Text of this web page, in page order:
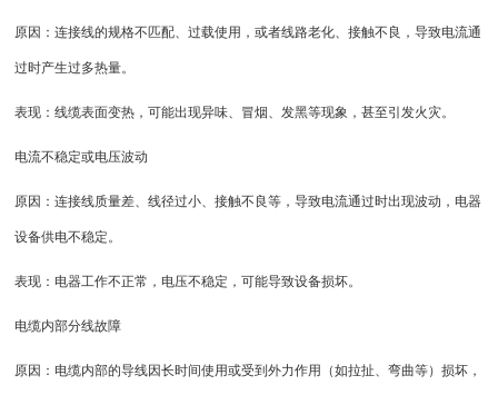
原因：连接线的规格不匹配、过载使用，或者线路老化、接触不良，导致电流通
过时产生过多热量。
表现：线缆表面变热，可能出现异味、冒烟、发黑等现象，甚至引发火灾。
电流不稳定或电压波动
原因：连接线质量差、线径过小、接触不良等，导致电流通过时出现波动，电器
设备供电不稳定。
表现：电器工作不正常，电压不稳定，可能导致设备损坏。
电缆内部分线故障
原因：电缆内部的导线因长时间使用或受到外力作用（如拉扯、弯曲等）损坏，